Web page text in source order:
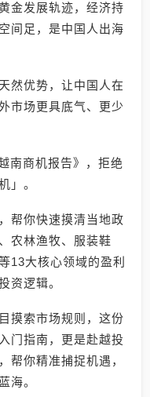
金发展轨迹，经济持
间足，是中国人出海
然优势，让中国人在
市场更具底气、更少
南商机报告》，拒绝
」。
帮你快速摸清当地政
农林渔牧、服装鞋
13大核心领域的盈利
资逻辑。
摸索市场规则，这份
门指南，更是赴越投
帮你精准捕捉机遇，
海。